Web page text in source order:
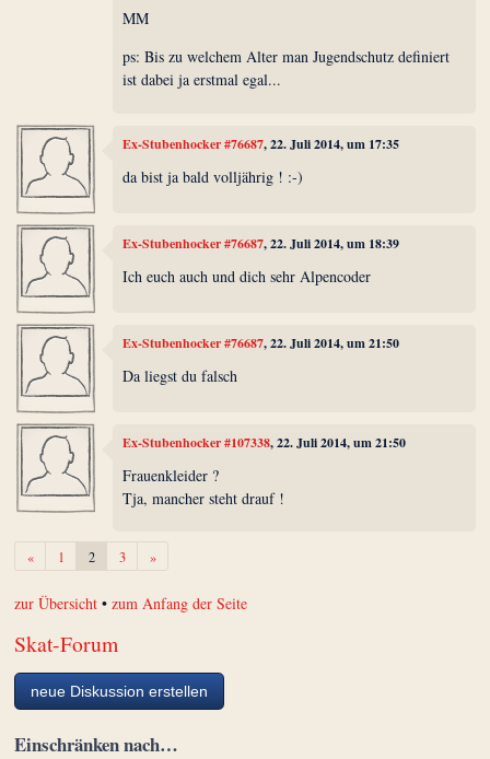
MM
ps: Bis zu welchem Alter man Jugendschutz definiert
ist dabei ja erstmal egal...
Ex-Stubenhocker #76687, 22. Juli 2014, um 17:35
da bist ja bald volljährig ! :-)
Ex-Stubenhocker #76687, 22. Juli 2014, um 18:39
Ich euch auch und dich sehr Alpencoder
Ex-Stubenhocker #76687, 22. Juli 2014, um 21:50
Da liegst du falsch
Ex-Stubenhocker #107338, 22. Juli 2014, um 21:50
Frauenkleider ?
Tja, mancher steht drauf !
«Zurück1 2 3 »Weiter
zur Übersicht •zum Anfang der Seite
Skat-Forum
neue Diskussion erstellen
Einschränken nach…